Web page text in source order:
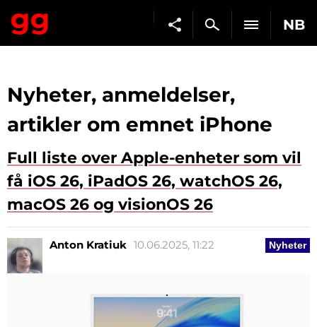
NB
Nyheter, anmeldelser,
artikler om emnet iPhone
Full liste over Apple-enheter som vil
få iOS 26, iPadOS 26, watchOS 26,
macOS 26 og visionOS 26
Nyheter
Anton Kratiuk 10.06.2025, 11:22